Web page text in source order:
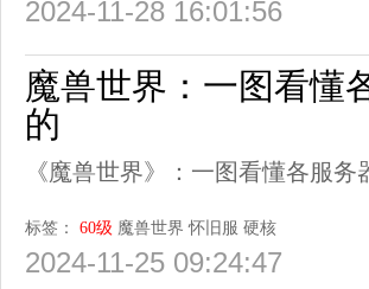
2024-11-28 16:01:56
魔兽世界：一图看懂
的
《魔兽世界》：一图看懂各服
标签： 60级 魔兽世界 怀旧服 硬核
2024-11-25 09:24:47